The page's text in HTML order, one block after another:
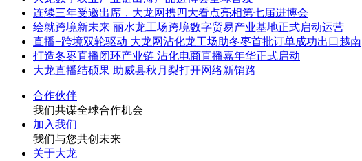
连续三年受邀出席，大龙网携四大看点亮相第七届进博会
绘就跨境新未来 丽水龙工场跨境数字贸易产业基地正式启动运营
直播+跨境双轮驱动 大龙网沾化龙工场助冬枣首批订单成功出口越南
打造冬枣直播闭环产业链 沾化电商直播嘉年华正式启动
大龙直播结硕果 助威县秋月梨打开网络新销路
合作伙伴
我们共谋全球合作机会
加入我们
我们与您共创未来
关于大龙